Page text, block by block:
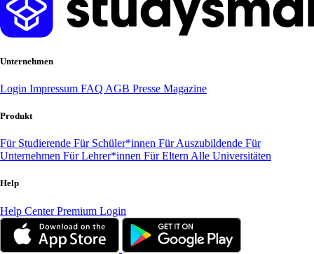
Unternehmen
Login Impressum FAQ AGB Presse Magazine
Produkt
Für Studierende Für Schüler*innen Für Auszubildende Für
Unternehmen Für Lehrer*innen Für Eltern Alle Universitäten
Help
Help CenterPremium Login